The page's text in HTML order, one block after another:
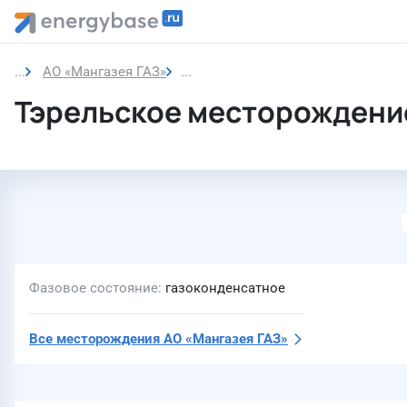
АО «Мангазея ГАЗ» Тэрельское месторождение
Тэрельское
Фазовое состояние газоконденсатное
Все месторождения АО «Мангазея ГАЗ»